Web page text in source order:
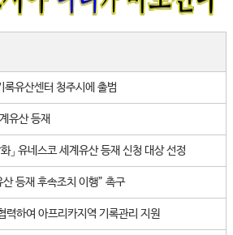
록유산센터 청주시에 출범
유산 등재
」 유네스코 세계유산 등재 신청 대상 선정
등재 후속조치 이행” 촉구
하여 아프리카지역 기록관리 지원